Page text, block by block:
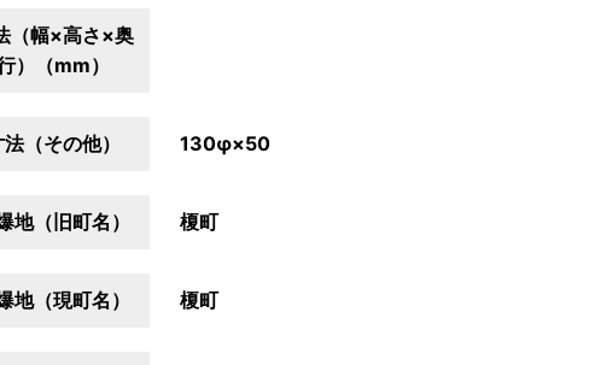
（幅×高さ×奥
）（mm）
（その他） 130φ×50
地（旧町名） 榎町
地（現町名） 榎町